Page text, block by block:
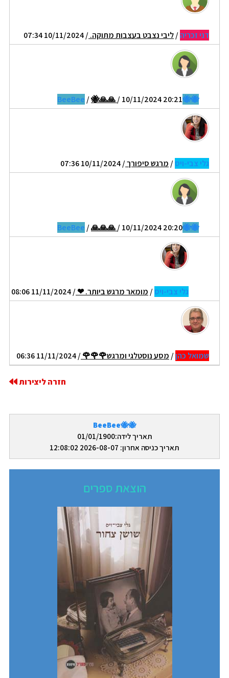
🐝🐝BeeBee
תאריך לידה:01/01/1900
תאריך כניסה אחרון: 2026-08-07 12:08:02
הוצאת ספרים
דני זכריה/ליבי נצבט בעצבות מתוקה./ 10/11/2024 07:34
🐝🐝BeeBee
/🐝🙏🙏/ 10/11/2024 20:21
גלי צבי-ויס/ מרגש סיפורך/ 10/11/2024 07:36
🐝🐝BeeBee
/🙏🙏🙏/ 10/11/2024 20:20
גלי צבי-ויס/ מומאר מרגש ביותר. ❤/ 11/11/2024 08:06
שמואל כהן/ מסע נוסטלגי ומרגש🌹🌹🌹/ 11/11/2024 06:36
חזרה ליצירות